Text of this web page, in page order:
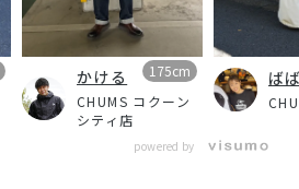
CHUMS コクーン
シティ店
かける
175cm
ば
powered by